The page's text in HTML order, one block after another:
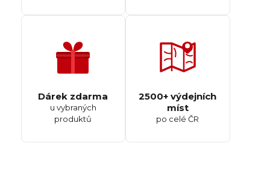
Dárek zdarma
u vybraných
produktů
2500+ výdejních
míst
po celé ČR